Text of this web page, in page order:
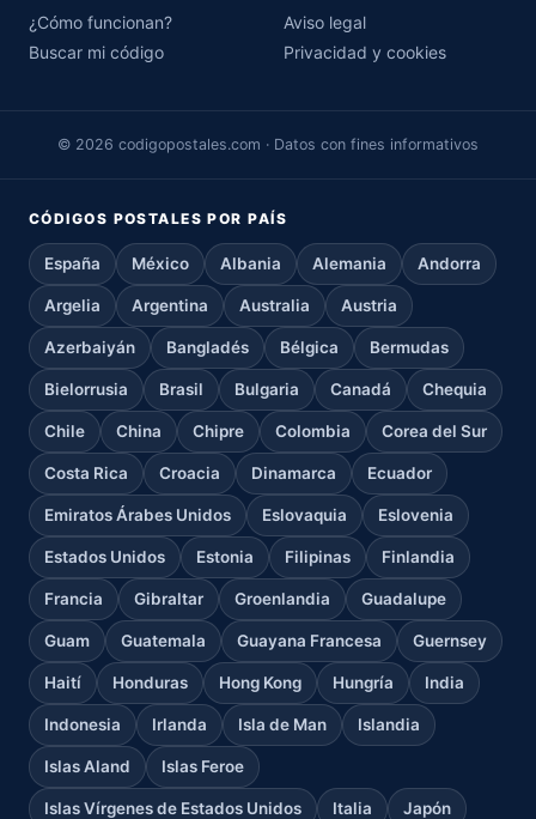
¿Cómo funcionan?
Buscar mi código
Aviso legal
Privacidad y cookies
© 2026 codigopostales.com · Datos con fines informativos
CÓDIGOS POSTALES POR PAÍS
España México Albania Alemania Andorra
Argelia Argentina Australia Austria
Azerbaiyán Bangladés Bélgica Bermudas
Bielorrusia Brasil Bulgaria Canadá Chequia
Chile China Chipre Colombia Corea del Sur
Costa Rica Croacia Dinamarca Ecuador
Emiratos Árabes Unidos Eslovaquia Eslovenia
Estados Unidos Estonia Filipinas Finlandia
Francia Gibraltar Groenlandia Guadalupe
Guam Guatemala Guayana Francesa Guernsey
Haití Honduras Hong Kong Hungría India
Indonesia Irlanda Isla de Man Islandia
Islas Aland Islas Feroe
Islas Vírgenes de Estados Unidos Italia Japón